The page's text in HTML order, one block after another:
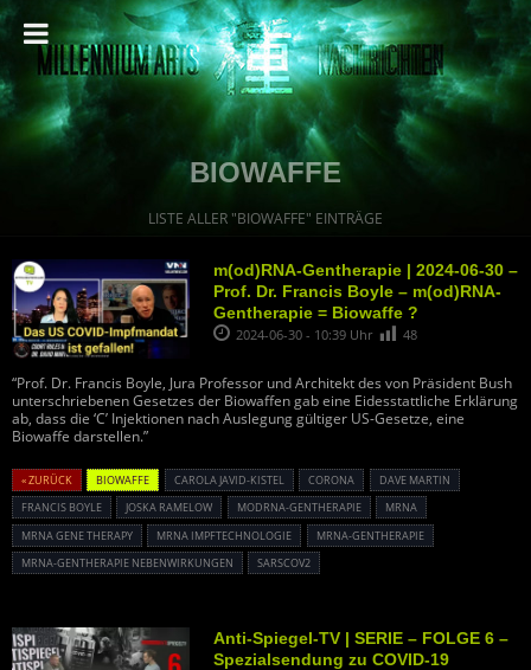
BIOWAFFE
LISTE ALLER "BIOWAFFE" EINTRÄGE
m(od)RNA-Gentherapie | 2024-06-30 –
Prof. Dr. Francis Boyle – m(od)RNA-
Gentherapie = Biowaffe ?
2024-06-30 - 10:39 Uhr 48
“Prof. Dr. Francis Boyle, Jura Professor und Architekt des von Präsident Bush
unterschriebenen Gesetzes der Biowaffen gab eine Eidesstattliche Erklärung
ab, dass die ‘C’ Injektionen nach Auslegung gültiger US-Gesetze, eine
Biowaffe darstellen.”
« ZURÜCK BIOWAFFE CAROLA JAVID-KISTEL CORONA
DAVE MARTIN
FRANCIS BOYLE
JOSKA RAMELOW MODRNA-GENTHERAPIE
MRNA
MRNA GENE THERAPY
MRNA IMPFTECHNOLOGIE
MRNA-GENTHERAPIE
MRNA-GENTHERAPIE NEBENWIRKUNGEN
SARSCOV2
Anti-Spiegel-TV | SERIE – FOLGE 6 –
Spezialsendung zu COVID-19